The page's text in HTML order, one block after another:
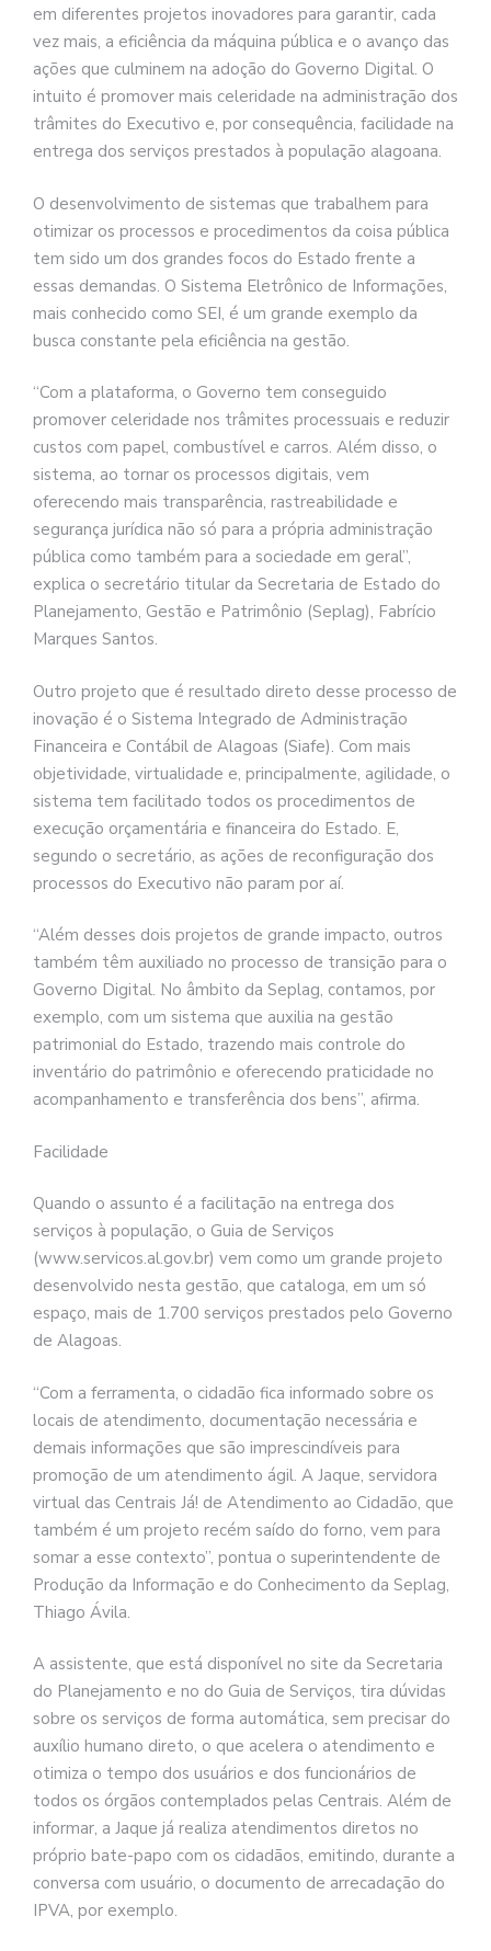
em diferentes projetos inovadores para garantir, cada
vez mais, a eficiência da máquina pública e o avanço das
ações que culminem na adoção do Governo Digital. O
intuito é promover mais celeridade na administração dos
trâmites do Executivo e, por consequência, facilidade na
entrega dos serviços prestados à população alagoana.
O desenvolvimento de sistemas que trabalhem para
otimizar os processos e procedimentos da coisa pública
tem sido um dos grandes focos do Estado frente a
essas demandas. O Sistema Eletrônico de Informações,
mais conhecido como SEI, é um grande exemplo da
busca constante pela eficiência na gestão.
“Com a plataforma, o Governo tem conseguido
promover celeridade nos trâmites processuais e reduzir
custos com papel, combustível e carros. Além disso, o
sistema, ao tornar os processos digitais, vem
oferecendo mais transparência, rastreabilidade e
segurança jurídica não só para a própria administração
pública como também para a sociedade em geral”,
explica o secretário titular da Secretaria de Estado do
Planejamento, Gestão e Patrimônio (Seplag), Fabrício
Marques Santos.
Outro projeto que é resultado direto desse processo de
inovação é o Sistema Integrado de Administração
Financeira e Contábil de Alagoas (Siafe). Com mais
objetividade, virtualidade e, principalmente, agilidade, o
sistema tem facilitado todos os procedimentos de
execução orçamentária e financeira do Estado. E,
segundo o secretário, as ações de reconfiguração dos
processos do Executivo não param por aí.
“Além desses dois projetos de grande impacto, outros
também têm auxiliado no processo de transição para o
Governo Digital. No âmbito da Seplag, contamos, por
exemplo, com um sistema que auxilia na gestão
patrimonial do Estado, trazendo mais controle do
inventário do patrimônio e oferecendo praticidade no
acompanhamento e transferência dos bens”, afirma.
Facilidade
Quando o assunto é a facilitação na entrega dos
serviços à população, o Guia de Serviços
(www.servicos.al.gov.br) vem como um grande projeto
desenvolvido nesta gestão, que cataloga, em um só
espaço, mais de 1.700 serviços prestados pelo Governo
de Alagoas.
“Com a ferramenta, o cidadão fica informado sobre os
locais de atendimento, documentação necessária e
demais informações que são imprescindíveis para
promoção de um atendimento ágil. A Jaque, servidora
virtual das Centrais Já! de Atendimento ao Cidadão, que
também é um projeto recém saído do forno, vem para
somar a esse contexto”, pontua o superintendente de
Produção da Informação e do Conhecimento da Seplag,
Thiago Ávila.
A assistente, que está disponível no site da Secretaria
do Planejamento e no do Guia de Serviços, tira dúvidas
sobre os serviços de forma automática, sem precisar do
auxílio humano direto, o que acelera o atendimento e
otimiza o tempo dos usuários e dos funcionários de
todos os órgãos contemplados pelas Centrais. Além de
informar, a Jaque já realiza atendimentos diretos no
próprio bate-papo com os cidadãos, emitindo, durante a
conversa com usuário, o documento de arrecadação do
IPVA, por exemplo.